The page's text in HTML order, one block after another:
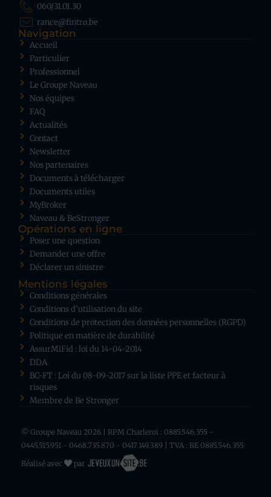
060/31.01.30
rance@fintro.be
Navigation
Accueil
Particulier
Professionnel
Le Groupe Naveau
Nos équipes
FAQ
Actualités
Contact
Newsletter
Nos partenaires
Documents à télécharger
Documents utiles
MyBroker
Naveau & BeStronger
Opérations en ligne
Poser une question
Demander une offre
Déclarer un sinistre
Mentions légales
Conditions générales
Conditions d’utilisation du site
Conditions de protection des données personnelles (RGPD)
Politique en matière de durabilité
AssurMiFid : loi du 14-04-2014
DDA
BC-FT : Loi du 08-09-2017 sur la liste PPE et facteur à
risques
Membre de Be Stronger
© Groupe Naveau 2026 | RPM Charleroi : 0885.546.355 -
0445.515.951 - 0468.735.870 - 0417.149.389 | TVA : BE 0885.546.355
Réalisé avec par